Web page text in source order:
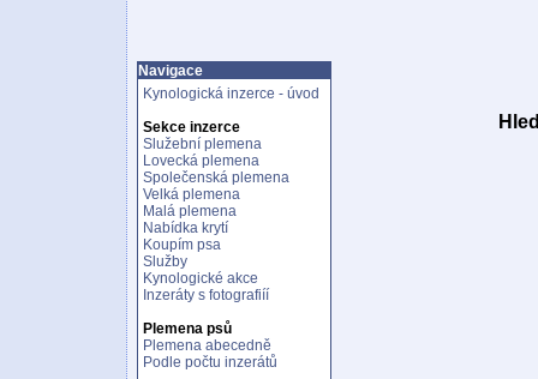
Navigace
Kynologická inzerce - úvod
Sekce inzerce
Služební plemena
Lovecká plemena
Společenská plemena
Velká plemena
Malá plemena
Nabídka krytí
Koupím psa
Služby
Kynologické akce
Inzeráty s fotografiíí
Plemena psů
Plemena abecedně
Podle počtu inzerátů